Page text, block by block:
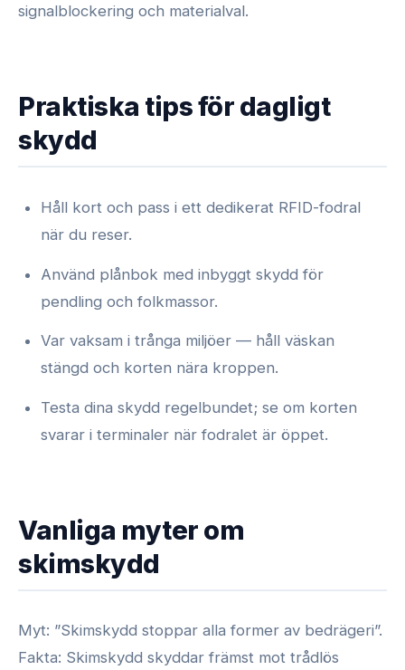
signalblockering och materialval.
Praktiska tips för dagligt
skydd
Håll kort och pass i ett dedikerat RFID-fodral
när du reser.
Använd plånbok med inbyggt skydd för
pendling och folkmassor.
Var vaksam i trånga miljöer — håll väskan
stängd och korten nära kroppen.
Testa dina skydd regelbundet; se om korten
svarar i terminaler när fodralet är öppet.
Vanliga myter om
skimskydd
Myt: ”Skimskydd stoppar alla former av bedrägeri”.
Fakta: Skimskydd skyddar främst mot trådlös